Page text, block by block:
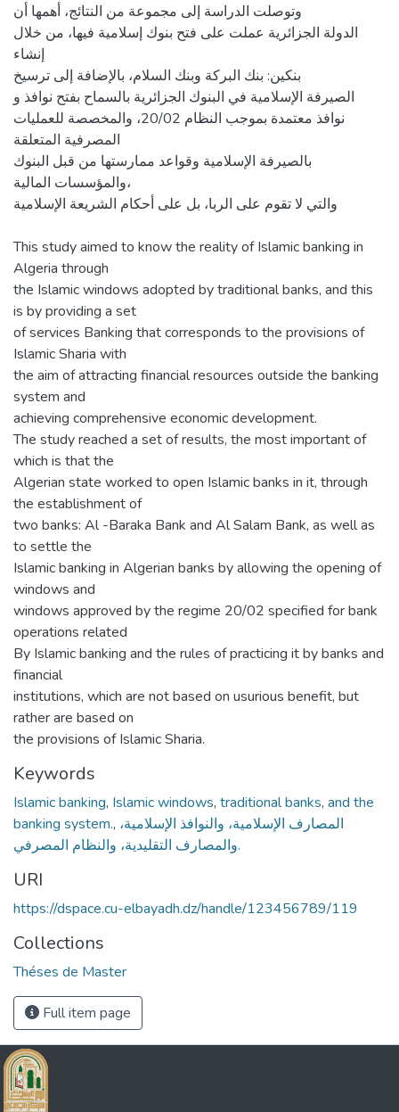
وتوصلت الدراسة إلى مجموعة من النتائج، أهمها أن
الدولة الجزائرية عملت على فتح بنوك إسلامية فيها، من خلال
إنشاء
بنكين: بنك البركة وبنك السلام، بالإضافة إلى ترسيخ
الصيرفة الإسلامية في البنوك الجزائرية بالسماح بفتح نوافذ و
نوافذ معتمدة بموجب النظام 20/02، والمخصصة للعمليات
المصرفية المتعلقة
بالصيرفة الإسلامية وقواعد ممارستها من قبل البنوك
والمؤسسات المالية،
والتي لا تقوم على الربا، بل على أحكام الشريعة الإسلامية
This study aimed to know the reality of Islamic banking in
Algeria through
the Islamic windows adopted by traditional banks, and this
is by providing a set
of services Banking that corresponds to the provisions of
Islamic Sharia with
the aim of attracting financial resources outside the banking
system and
achieving comprehensive economic development.
The study reached a set of results, the most important of
which is that the
Algerian state worked to open Islamic banks in it, through
the establishment of
two banks: Al -Baraka Bank and Al Salam Bank, as well as
to settle the
Islamic banking in Algerian banks by allowing the opening of
windows and
windows approved by the regime 20/02 specified for bank
operations related
By Islamic banking and the rules of practicing it by banks and
financial
institutions, which are not based on usurious benefit, but
rather are based on
the provisions of Islamic Sharia.
Keywords
Islamic banking, Islamic windows, traditional banks, and the
banking system., المصارف الإسلامية، والنوافذ الإسلامية،
والمصارف التقليدية، والنظام المصرفي.
URI
https://dspace.cu-elbayadh.dz/handle/123456789/119
Collections
Théses de Master
Full item page